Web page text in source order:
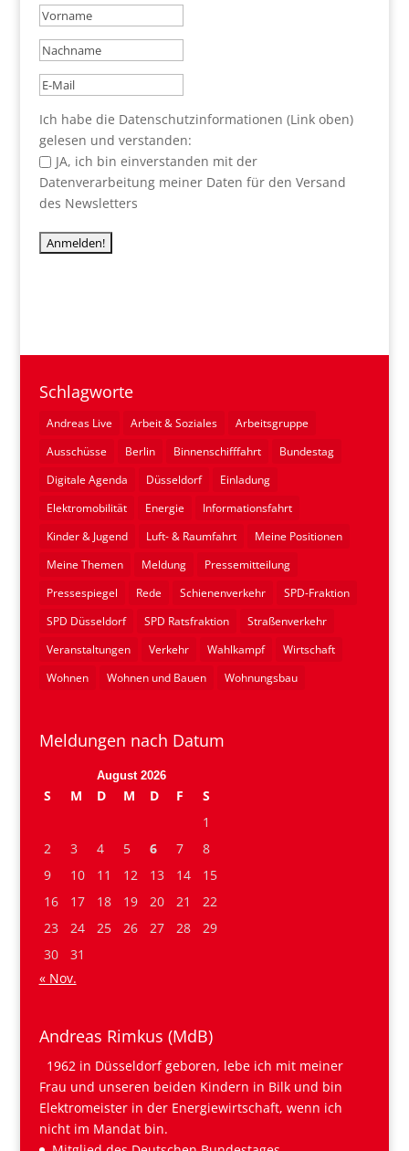
Ich habe die Datenschutzinformationen (Link oben)
gelesen und verstanden:
JA, ich bin einverstanden mit der
Datenverarbeitung meiner Daten für den Versand
des Newsletters
Schlagworte
Andreas Live Arbeit & Soziales
Arbeitsgruppe
Ausschüsse
Berlin Binnenschifffahrt
Bundestag
Digitale Agenda
Düsseldorf
Einladung
Elektromobilität
Energie
Informationsfahrt
Kinder & Jugend
Luft- & Raumfahrt
Meine Positionen
Meine Themen
Meldung
Pressemitteilung
Pressespiegel
Rede Schienenverkehr
SPD-Fraktion
SPD Düsseldorf
SPD Ratsfraktion
Straßenverkehr
Veranstaltungen
Verkehr Wahlkampf
Wirtschaft
Wohnen
Wohnen und Bauen Wohnungsbau
Meldungen nach Datum
August 2026
S M D M D F
S
1
2
3 4 5 6 7
8
9
10 11 12 13 14
15
16
17 18 19 20 21
22
23
24 25 26 27 28
29
30
31
« Nov.
Andreas Rimkus (MdB)
1962 in Düsseldorf geboren, lebe ich mit meiner
Frau und unseren beiden Kindern in Bilk und bin
Elektromeister in der Energiewirtschaft, wenn ich
nicht im Mandat bin.